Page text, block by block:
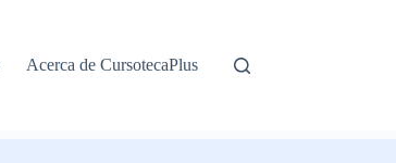
Acerca de CursotecaPlus